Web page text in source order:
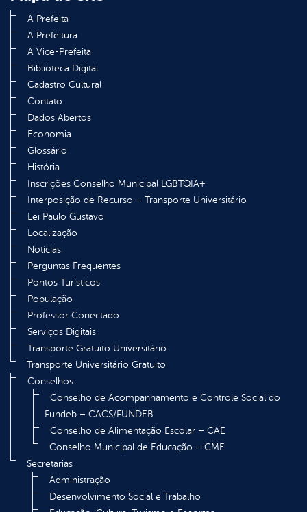
A Prefeita
A Prefeitura
A Vice-Prefeita
Biblioteca Digital
Cadastro Cultural
Contato
Dados Abertos
Economia
Glossário
História
Inscrições Conselho Municipal LGBTQIA+
Interposição de Recurso – Transporte Universitário
Lei Paulo Gustavo
Localização
Notícias
Perguntas Frequentes
Pontos Turísticos
População
Professor Conectado
Serviços Digitais
Transporte Gratuito Universitário
Transporte Universitário Gratuito
Conselhos
Conselho de Acompanhamento e Controle Social do
Fundeb – CACS/FUNDEB
Conselho de Alimentação Escolar – CAE
Conselho Municipal de Educação – CME
Secretarias
Administração
Desenvolvimento Social e Trabalho